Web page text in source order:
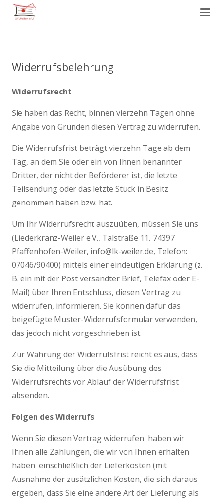
Widerrufsbelehrung
Widerrufsrecht
Sie haben das Recht, binnen vierzehn Tagen ohne
Angabe von Gründen diesen Vertrag zu widerrufen.
Die Widerrufsfrist beträgt vierzehn Tage ab dem
Tag, an dem Sie oder ein von Ihnen benannter
Dritter, der nicht der Beförderer ist, die letzte
Teilsendung oder das letzte Stück in Besitz
genommen haben bzw. hat.
Um Ihr Widerrufsrecht auszuüben, müssen Sie uns
(Liederkranz-Weiler e.V., Talstraße 11, 74397
Pfaffenhofen-Weiler, info@lk-weiler.de, Telefon:
07046/90400) mittels einer eindeutigen Erklärung (z.
B. ein mit der Post versandter Brief, Telefax oder E-
Mail) über Ihren Entschluss, diesen Vertrag zu
widerrufen, informieren. Sie können dafür das
beigefügte Muster-Widerrufsformular verwenden,
das jedoch nicht vorgeschrieben ist.
Zur Wahrung der Widerrufsfrist reicht es aus, dass
Sie die Mitteilung über die Ausübung des
Widerrufsrechts vor Ablauf der Widerrufsfrist
absenden.
Folgen des Widerrufs
Wenn Sie diesen Vertrag widerrufen, haben wir
Ihnen alle Zahlungen, die wir von Ihnen erhalten
haben, einschließlich der Lieferkosten (mit
Ausnahme der zusätzlichen Kosten, die sich daraus
ergeben, dass Sie eine andere Art der Lieferung als